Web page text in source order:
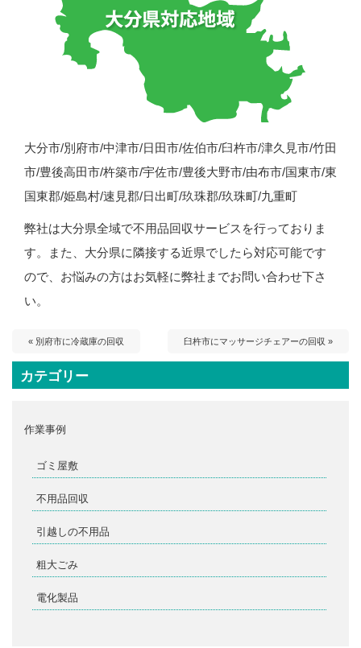
大分市/別府市/中津市/日田市/佐伯市/臼杵市/津久見市/竹田
市/豊後高田市/杵築市/宇佐市/豊後大野市/由布市/国東市/東
国東郡/姫島村/速見郡/日出町/玖珠郡/玖珠町/九重町
弊社は大分県全域で不用品回収サービスを行っておりま
す。また、大分県に隣接する近県でしたら対応可能です
ので、お悩みの方はお気軽に弊社までお問い合わせ下さ
い。
« 別府市に冷蔵庫の回収 臼杵市にマッサージチェアーの回収 »
カテゴリー
作業事例
ゴミ屋敷
不用品回収
引越しの不用品
粗大ごみ
電化製品